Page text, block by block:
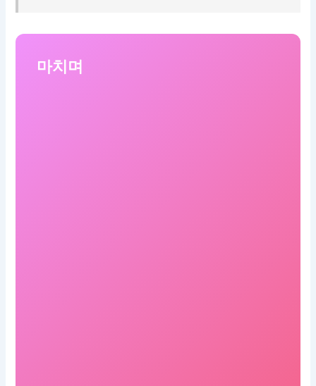
마치며